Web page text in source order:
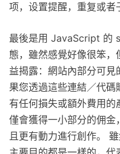
项，设置提醒，重复或者
最後是用 JavaScript 的
態，雖然感覺好像很笨，
益揭露：網站內部分可
果您透過這些連結／代
有任何損失或額外費用
僅會獲得一小部分的佣金
且更有動力進行創作。